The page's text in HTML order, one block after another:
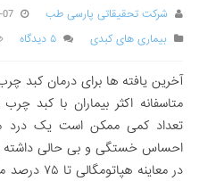
شرکت تحقیقاتی پارسی طب
بیماری های کبدی
۵ دیدگاه
آخرین یافته ها برای درمان کبد
متاسفانه اکثر بیماران با کبد
احساس خستگی و بی حالی داشته
در معاینه